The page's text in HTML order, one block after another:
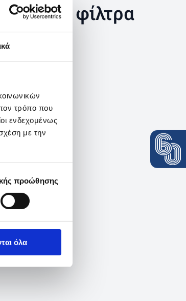
τρόπο που
ενδεχομένως
με την
προώθησης
όλα
φίλτρα